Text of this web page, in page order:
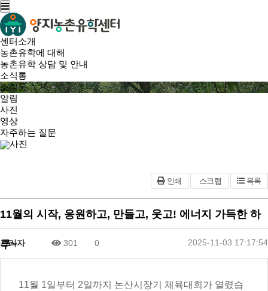
센터소개
농촌유학에 대해
농촌유학 상담 및 안내
소식통
소식통
알림
사진
영상
자주하는 질문
사진
인쇄 스크랩 목록
11월의 시작, 응원하고, 만들고, 웃고! 에너지 가득한 하
루~
관리자 301 0 2025-11-03 17:17:54
11월 1일부터 2일까지 논산시장기 체육대회가 열렸습